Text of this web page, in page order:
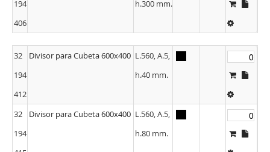
194
406
h.300 mm.
32
194
412
Divisor para Cubeta 600x400 L.560, A.5,
h.40 mm.
32
194
Divisor para Cubeta 600x400 L.560, A.5,
h.80 mm.